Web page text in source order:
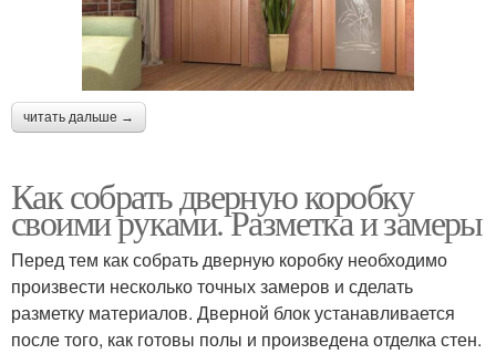
читать дальше →
Как собрать дверную коробку
своими руками. Разметка и замеры
Перед тем как собрать дверную коробку необходимо
произвести несколько точных замеров и сделать
разметку материалов. Дверной блок устанавливается
после того, как готовы полы и произведена отделка стен.